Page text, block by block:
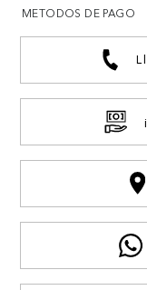
METODOS DE PAGO